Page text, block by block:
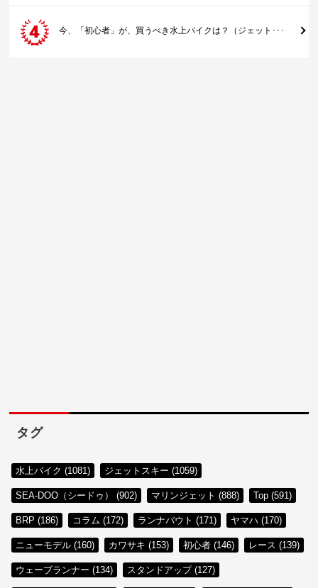
今、「初心者」が、買うべき水上バイクは？（ジェット･･･
タグ
水上バイク (1081) ジェットスキー (1059)
SEA-DOO（シードゥ） (902) マリンジェット (888) Top (591)
BRP (186) コラム (172) ランナバウト (171) ヤマハ (170)
ニューモデル (160) カワサキ (153) 初心者 (146) レース (139)
ウェーブランナー (134) スタンドアップ (127)